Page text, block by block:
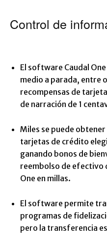
Control de
El software Caudal
medio a parada, entre
recompensas de
de narración de 1
Miles se puede
tarjetas de crédito
ganando bonos de
reembolso de efectivo
One en millas.
El software permite
programas de
pero la transferencia